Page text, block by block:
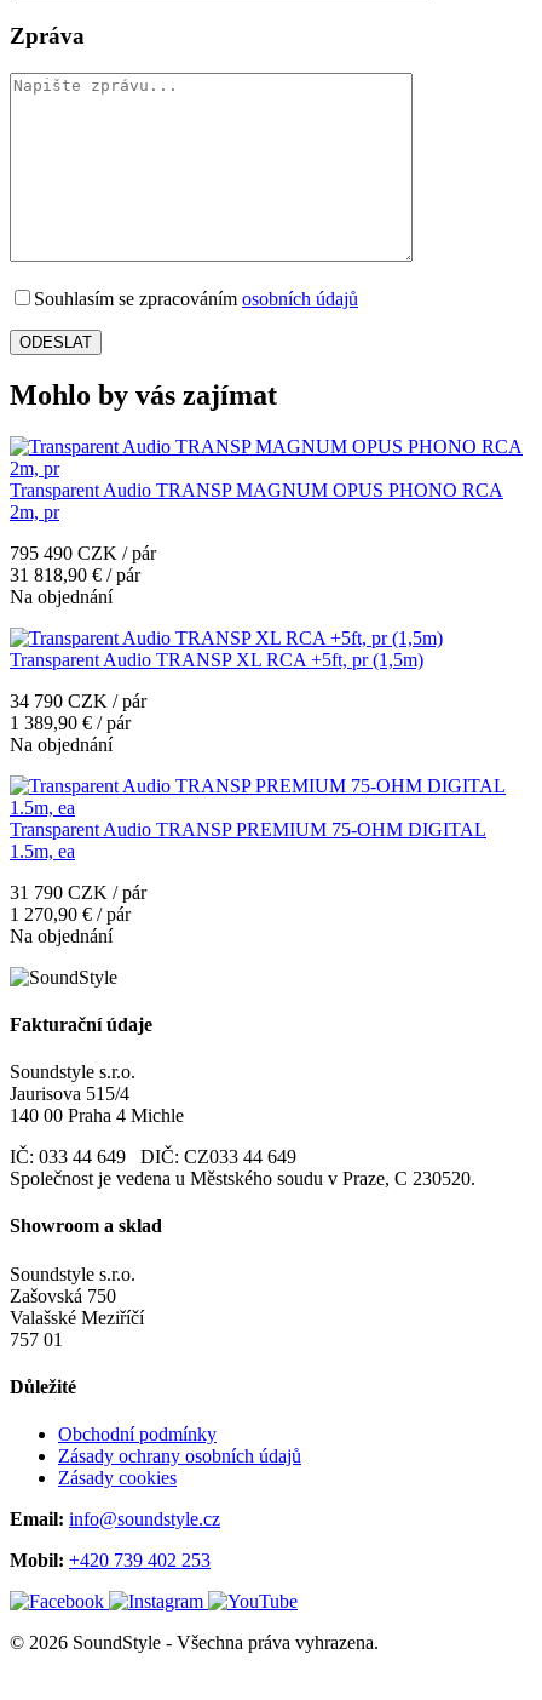
Zpráva
Souhlasím se zpracováním osobních údajů
Mohlo by vás zajímat
Transparent Audio TRANSP MAGNUM OPUS PHONO RCA
2m, pr
795 490 CZK / pár
31 818,90 € / pár
Na objednání
Transparent Audio TRANSP XL RCA +5ft, pr (1,5m)
34 790 CZK / pár
1 389,90 € / pár
Na objednání
Transparent Audio TRANSP PREMIUM 75-OHM DIGITAL
1.5m, ea
31 790 CZK / pár
1 270,90 € / pár
Na objednání
Fakturační údaje
Soundstyle s.r.o.
Jaurisova 515/4
140 00 Praha 4 Michle
IČ: 033 44 649 DIČ: CZ033 44 649
Společnost je vedena u Městského soudu v Praze, C 230520.
Showroom a sklad
Soundstyle s.r.o.
Zašovská 750
Valašské Meziříčí
757 01
Důležité
Obchodní podmínky
Zásady ochrany osobních údajů
Zásady cookies
Email: info@soundstyle.cz
Mobil: +420 739 402 253
© 2026 SoundStyle - Všechna práva vyhrazena.